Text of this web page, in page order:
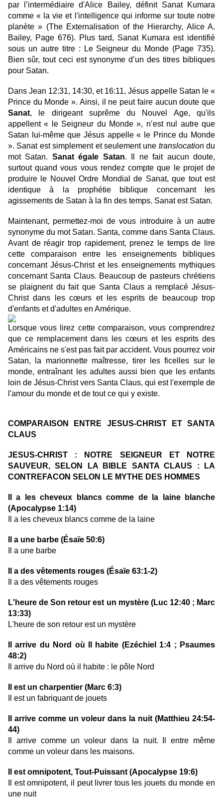
par l’intermédiaire d'Alice Bailey, définit Sanat Kumara
comme « la vie et l'intelligence qui informe sur toute notre
planète » (The Externalisation of the Hierarchy, Alice A.
Bailey, Page 676). Plus tard, Sanat Kumara est identifié
sous un autre titre : Le Seigneur du Monde (Page 735).
Bien sûr, tout ceci est synonyme d’un des titres bibliques
pour Satan.
Dans Jean 12:31, 14:30, et 16:11, Jésus appelle Satan le «
Prince du Monde ». Ainsi, il ne peut faire aucun doute que
Sanat, le dirigeant suprême du Nouvel Age, qu'ils
appellent « le Seigneur du Monde », n’est nul autre que
Satan lui-même que Jésus appelle « le Prince du Monde
». Sanat est simplement et seulement une translocationdu
mot Satan. Sanat égale Satan. Il ne fait aucun doute,
surtout quand vous vous rendez compte que le projet de
produire le Nouvel Ordre Mondial de Sanat, que tout est
identique à la prophétie biblique concernant les
agissements de Satan à la fin des temps. Sanat est Satan.
Maintenant, permettez-moi de vous introduire à un autre
synonyme du mot Satan. Santa, comme dans Santa Claus.
Avant de réagir trop rapidement, prenez le temps de lire
cette comparaison entre les enseignements bibliques
concernant Jésus-Christ et les enseignements mythiques
concernant Santa Claus. Beaucoup de pasteurs chrétiens
se plaignent du fait que Santa Claus a remplacé Jésus-
Christ dans les cœurs et les esprits de beaucoup trop
d'enfants et d'adultes en Amérique.
Lorsque vous lirez cette comparaison, vous comprendrez
que ce remplacement dans les cœurs et les esprits des
Américains ne s'est pas fait par accident. Vous pourrez voir
Satan, la marionnette maîtresse, tirer les ficelles sur le
monde, entraînant les adultes aussi bien que les enfants
loin de Jésus-Christ vers Santa Claus, qui est l'exemple de
l'amour du monde et de tout ce qui y existe.
COMPARAISON ENTRE JESUS-CHRIST ET SANTA
CLAUS
JESUS-CHRIST : NOTRE SEIGNEUR ET NOTRE
SAUVEUR, SELON LA BIBLE SANTA CLAUS : LA
CONTREFACON SELON LE MYTHE DES HOMMES
Il a les cheveux blancs comme de la laine blanche
(Apocalypse 1:14)
Il a les cheveux blancs comme de la laine
Il a une barbe (Ésaïe 50:6)
Il a une barbe
Il a des vêtements rouges (Ésaïe 63:1-2)
Il a des vêtements rouges
L'heure de Son retour est un mystère (Luc 12:40 ; Marc
13:33)
L'heure de son retour est un mystère
Il arrive du Nord où Il habite (Ezéchiel 1:4 ; Psaumes
48:2)
Il arrive du Nord où il habite : le pôle Nord
Il est un charpentier (Marc 6:3)
Il est un fabriquant de jouets
Il arrive comme un voleur dans la nuit (Matthieu 24:54-
44)
Il arrive comme un voleur dans la nuit. Il entre même
comme un voleur dans les maisons.
Il est omnipotent, Tout-Puissant (Apocalypse 19:6)
Il est omnipotent, il peut livrer tous les jouets du monde en
une nuit